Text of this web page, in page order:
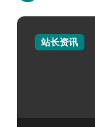
站长资讯